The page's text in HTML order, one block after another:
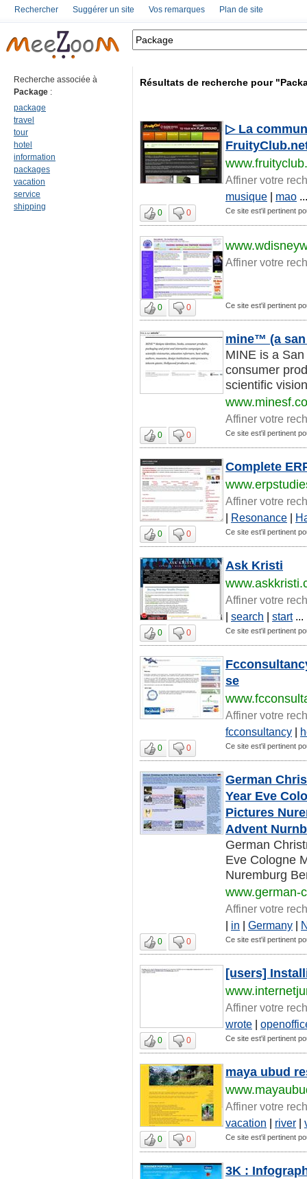
Rechercher Suggérer un site Vos remarques Plan de site
Recherche associée à
Package :
package
travel
tour
hotel
information
packages
vacation
service
shipping
Résultats de recherche pour
▷ La
Affiner votre
musique | mao ...
0 0 Ce site est'il pertinent
Affiner votre
0 0 Ce site est'il pertinent
mine™ (a
MINE is a
consumer
scientific
Affiner votre
0 0 Ce site est'il pertinent
Complete
Affiner votre
| Resonance |
0 0 Ce site est'il pertinent
Ask Kristi
Affiner votre
| search | start...
0 0 Ce site est'il pertinent
se
Affiner votre
fcconsultancy |
0 0 Ce site est'il pertinent
German
Year Eve
Pictures
Advent
German
Eve Cologne
Nuremburg
www.german-
Affiner votre
| in | Germany |
0 0 Ce site est'il pertinent
[users]
Affiner votre
wrote |
0 0 Ce site est'il pertinent
maya ubud
Affiner votre
vacation | river |
0 0 Ce site est'il pertinent
3K :